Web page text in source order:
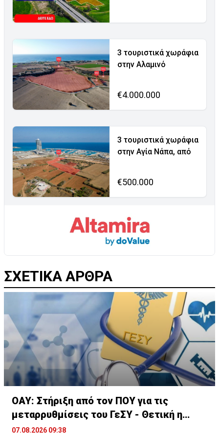
3 τουριστικά χωράφια
στην Αλαμινό
€4.000.000
3 τουριστικά χωράφια
στην Αγία Νάπα, από
€500.000
ΣΧΕΤΙΚΑ ΑΡΘΡΑ
ΟΑΥ: Στήριξη από τον ΠΟΥ για τις
μεταρρυθμίσεις του ΓεΣΥ - Θετική η
αποτίμηση
07.08.2026 09:38